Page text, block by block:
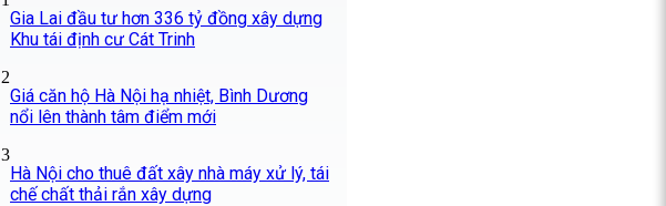
Gia Lai đầu tư hơn 336 tỷ đồng xây dựng
Khu tái định cư Cát Trinh
2
Giá căn hộ Hà Nội hạ nhiệt, Bình Dương
nổi lên thành tâm điểm mới
3
Hà Nội cho thuê đất xây nhà máy xử lý, tái
chế chất thải rắn xây dựng